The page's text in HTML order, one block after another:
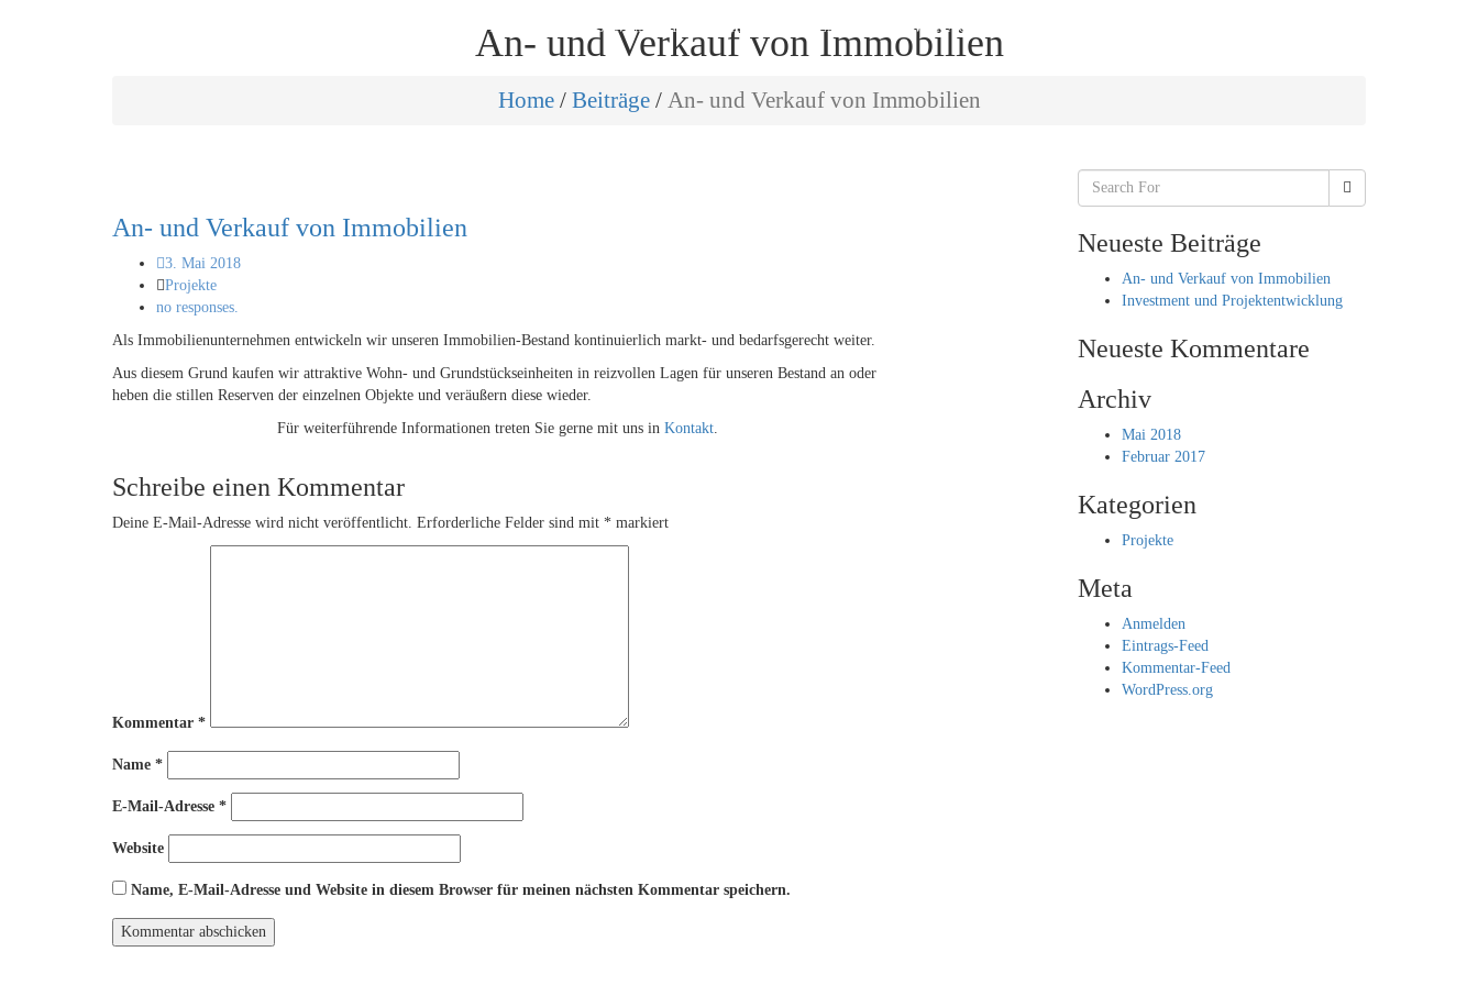
START INVESTMENT MANAGEMENT REAL ESTATE MANAGEMENT
An- und Verkauf von Immobilien
Home / Beiträge / An- und Verkauf von Immobilien
An- und Verkauf von Immobilien
3. Mai 2018
Projekte
no responses.
Als Immobilienunternehmen entwickeln wir unseren Immobilien-Bestand kontinuierlich markt- und bedarfsgerecht weiter.
Aus diesem Grund kaufen wir attraktive Wohn- und Grundstückseinheiten in reizvollen Lagen für unseren Bestand an oder
heben die stillen Reserven der einzelnen Objekte und veräußern diese wieder.
Für weiterführende Informationen treten Sie gerne mit uns inKontakt.
Schreibe einen Kommentar
Deine E-Mail-Adresse wird nicht veröffentlicht. Erforderliche Felder sind mit * markiert
Kommentar *
Name *
E-Mail-Adresse *
Website
Name, E-Mail-Adresse und Website in diesem Browser für meinen nächsten Kommentar speichern.
Neueste Beiträge
An- und Verkauf von Immobilien
Investment und Projektentwicklung
Neueste Kommentare
Archiv
Mai 2018
Februar 2017
Kategorien
Projekte
Meta
Anmelden
Eintrags-Feed
Kommentar-Feed
WordPress.org